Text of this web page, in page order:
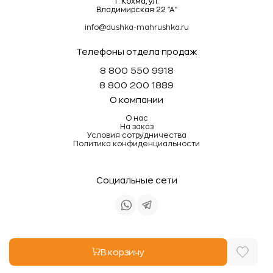
В корзину
Владимирская 22 "А"
info@dushka-mahrushka.ru
Телефоны отдела продаж
8 800 550 9918
8 800 200 1889
О компании
О нас
На заказ
Условия сотрудничества
Политика конфиденциальности
Социальные сети
Информация на сайте не является публичной
офертой